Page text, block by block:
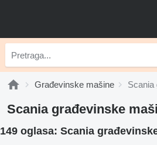
Građevinske mašine Scania
Scania građevinske
149 oglasa: Scania